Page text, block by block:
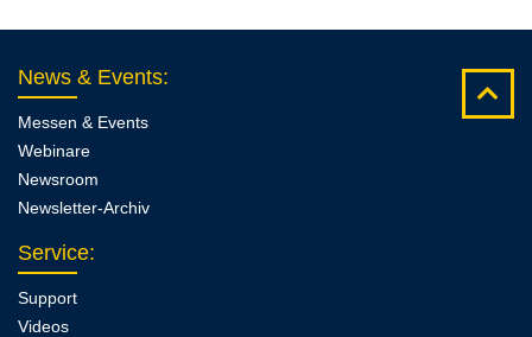
News & Events:
Messen & Events
Webinare
Newsroom
Newsletter-Archiv
Service:
Support
Videos